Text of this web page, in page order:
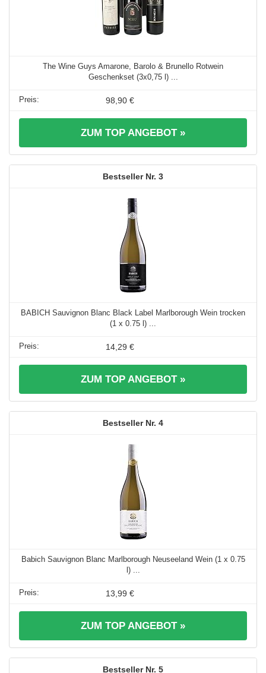
The Wine Guys Amarone, Barolo & Brunello Rotwein
Geschenkset (3x0,75 l) ...
98,90 €
ZUM TOP ANGEBOT »
3
BABICH Sauvignon Blanc Black Label Marlborough Wein trocken
(1 x 0.75 l) ...
14,29 €
ZUM TOP ANGEBOT »
4
Babich Sauvignon Blanc Marlborough Neuseeland Wein (1 x 0.75
l) ...
13,99 €
ZUM TOP ANGEBOT »
5